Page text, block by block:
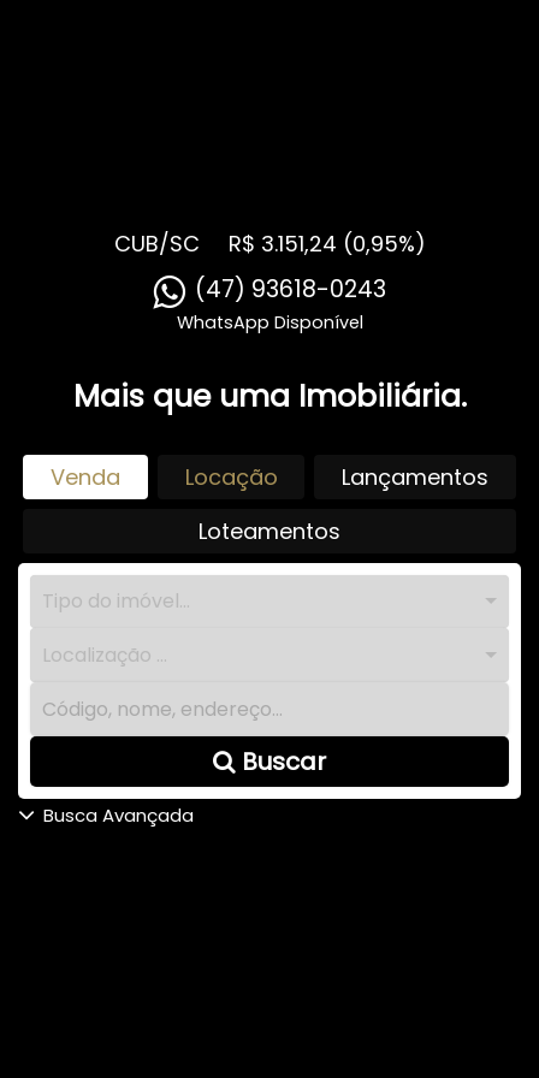
CUB/SC R$ 3.151,24 (0,95%)
Mais que uma Imobiliária.
Venda Locação
Lançamentos
Loteamentos
Tipo do imóvel...
Localização ...
Buscar
Busca Avançada